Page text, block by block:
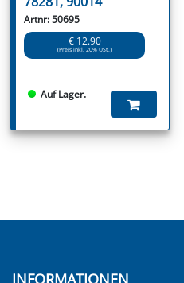
Artnr: 50695
€ 12.90
(Preis inkl. 20% USt.)
Auf Lager.
INFORMATIONEN